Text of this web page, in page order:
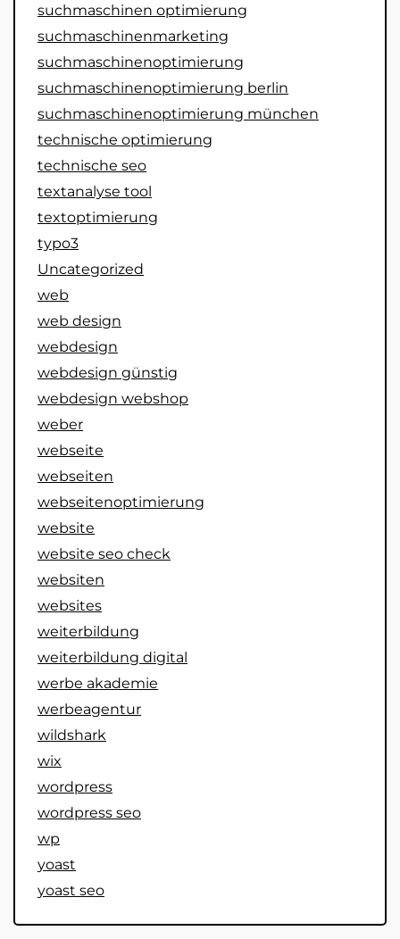
suchmaschinen optimierung
suchmaschinenmarketing
suchmaschinenoptimierung
suchmaschinenoptimierung berlin
suchmaschinenoptimierung münchen
technische optimierung
technische seo
textanalyse tool
textoptimierung
typo3
Uncategorized
web
web design
webdesign
webdesign günstig
webdesign webshop
weber
webseite
webseiten
webseitenoptimierung
website
website seo check
websiten
websites
weiterbildung
weiterbildung digital
werbe akademie
werbeagentur
wildshark
wix
wordpress
wordpress seo
wp
yoast
yoast seo